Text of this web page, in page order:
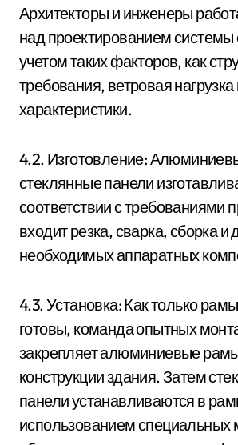
Архитекторы и инженеры
над проектированием системы
учетом таких факторов, как
требования, ветровая
характеристики.
4.2. Изготовление:
стеклянные панели
соответствии с требованиями
входит резка, сварка, сборка
необходимых аппаратных
4.3. Установка: Как только
готовы, команда опытных
закрепляет алюминиевые
конструкции здания. Затем
панели устанавливаются в
использованием специальных